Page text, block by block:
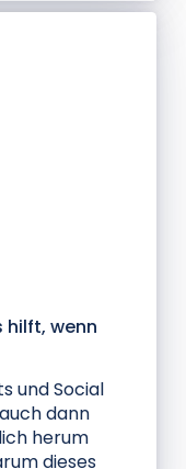
hilft, wenn
und Social
dann
herum
dieses